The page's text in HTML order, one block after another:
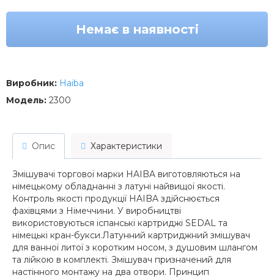
Немає в наявності
Виробник: Haiba
Модель: 2300
Опис Характеристики
Змішувачі торгової марки HAIBA виготовляються на
німецькому обладнанні з латуні найвищої якості.
Контроль якості продукції HAIBA здійснюється
фахівцями з Німеччини. У виробництві
використовуються іспанські картриджі SEDAL та
німецькі кран-букси.Латунний картриджний змішувач
для ванної литої з коротким носом, з душовим шлангом
та лійкою в комплекті. Змішувач призначений для
настінного монтажу на два отвори. Принцип